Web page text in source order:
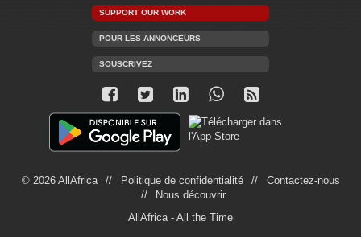
SUPPORT OUR WORK
POUR LES ANNONCEURS
SOUSCRIVEZ
© 2026 AllAfrica Politique de confidentialité
Contactez-nous
Nous découvrir
AllAfrica - All the Time